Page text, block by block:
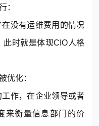
：
没有运维费用的情况
此时就是体现CIO人格
优化：
作，在企业领导或者
来衡量信息部门的价